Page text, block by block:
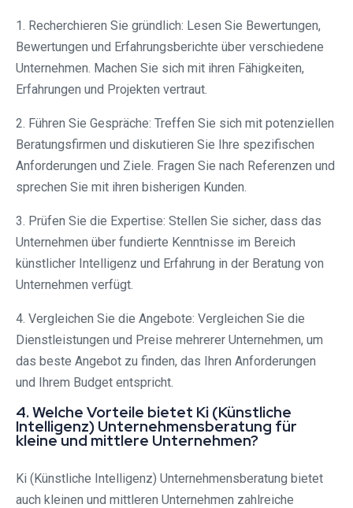
1. Recherchieren Sie gründlich: Lesen Sie Bewertungen,
Bewertungen und Erfahrungsberichte über verschiedene
Unternehmen. Machen Sie sich mit ihren Fähigkeiten,
Erfahrungen und Projekten vertraut.
2. Führen Sie Gespräche: Treffen Sie sich mit potenziellen
Beratungsfirmen und diskutieren Sie Ihre spezifischen
Anforderungen und Ziele. Fragen Sie nach Referenzen und
sprechen Sie mit ihren bisherigen Kunden.
3. Prüfen Sie die Expertise: Stellen Sie sicher, dass das
Unternehmen über fundierte Kenntnisse im Bereich
künstlicher Intelligenz und Erfahrung in der Beratung von
Unternehmen verfügt.
4. Vergleichen Sie die Angebote: Vergleichen Sie die
Dienstleistungen und Preise mehrerer Unternehmen, um
das beste Angebot zu finden, das Ihren Anforderungen
und Ihrem Budget entspricht.
4. Welche Vorteile bietet Ki (Künstliche
Intelligenz) Unternehmensberatung für
kleine und mittlere Unternehmen?
Ki (Künstliche Intelligenz) Unternehmensberatung bietet
auch kleinen und mittleren Unternehmen zahlreiche